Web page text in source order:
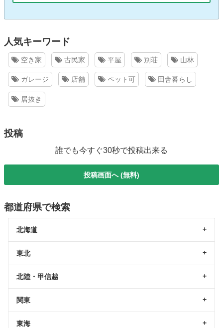
人気キーワード
空き家 古民家 平屋 別荘 山林
ガレージ 店舗 ペット可 田舎暮らし
居抜き
投稿
誰でも今すぐ30秒で投稿出来る
投稿画面へ (無料)
都道府県で検索
北海道
東北
北陸・甲信越
関東
東海